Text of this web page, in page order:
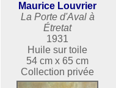
Maurice Louvrier
La Porte d'Aval à
Étretat
1931
Huile sur toile
54 cm x 65 cm
Collection privée